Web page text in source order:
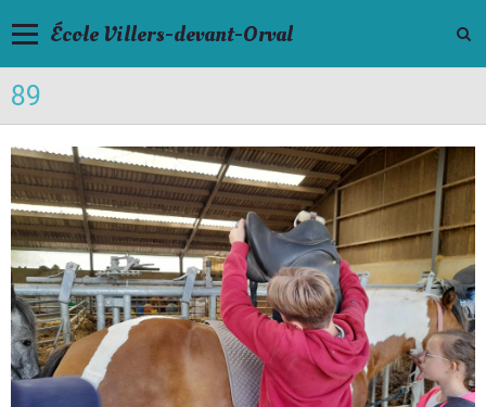
École Villers-devant-Orval
89